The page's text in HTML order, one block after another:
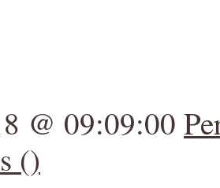
@ 09:09:00
()